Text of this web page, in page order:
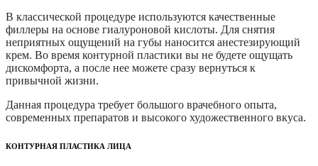
В классической процедуре используются качественные
филлеры на основе гиалуроновой кислоты. Для снятия
неприятных ощущений на губы наносится анестезирующий
крем. Во время контурной пластики вы не будете ощущать
дискомфорта, а после нее можете сразу вернуться к
привычной жизни.
Данная процедура требует большого врачебного опыта,
современных препаратов и высокого художественного вкуса.
КОНТУРНАЯ ПЛАСТИКА ЛИЦА